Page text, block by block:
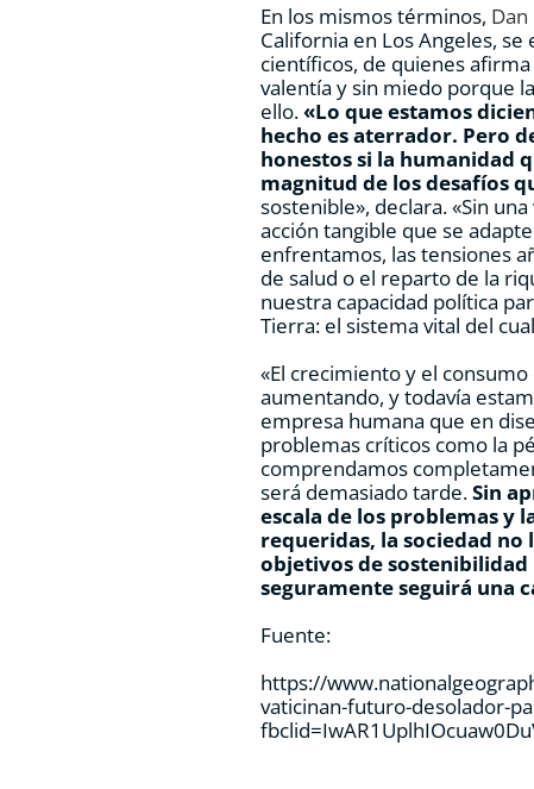
En los mismos términos,
California en Los Angeles,
científicos, de quienes
valentía y sin miedo porque
ello.«Lo que estamos
hecho es aterrador. Pero
honestos si la humanidad
magnitud de los desafíos
sostenible», declara. «Sin
acción tangible que se
enfrentamos, las tensiones
de salud o el reparto de la
nuestra capacidad política
Tierra: el sistema vital del
«El crecimiento y el
aumentando, y todavía
empresa humana que en
problemas críticos como la
comprendamos
será demasiado tarde.Sin
escala de los problemas y
requeridas, la sociedad
objetivos de sostenibilidad
seguramente seguirá una
Fuente:
https://
vaticinan-futuro-desolador-